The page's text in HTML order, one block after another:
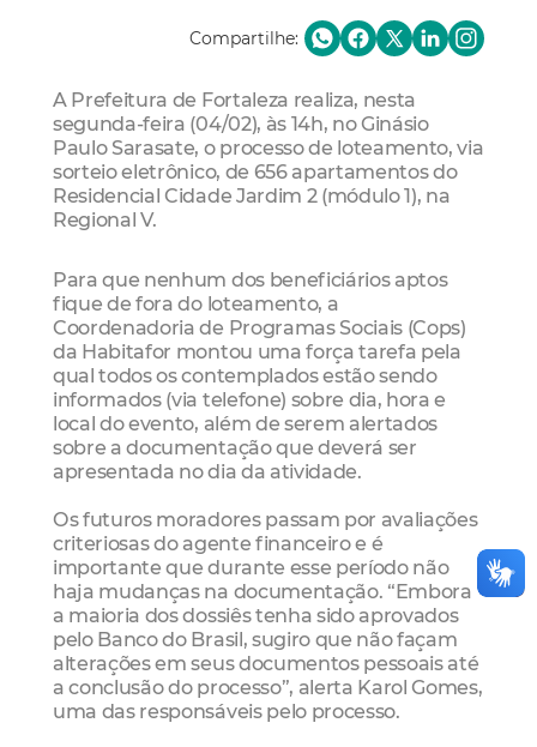
Compartilhe:
A Prefeitura de Fortaleza realiza, nesta
segunda-feira (04/02), às 14h, no Ginásio
Paulo Sarasate, o processo de loteamento, via
sorteio eletrônico, de 656 apartamentos do
Residencial Cidade Jardim 2 (módulo 1), na
Regional V.
Para que nenhum dos beneficiários aptos
fique de fora do loteamento, a
Coordenadoria de Programas Sociais (Cops)
da Habitafor montou uma força tarefa pela
qual todos os contemplados estão sendo
informados (via telefone) sobre dia, hora e
local do evento, além de serem alertados
sobre a documentação que deverá ser
apresentada no dia da atividade.
Os futuros moradores passam por avaliações
criteriosas do agente financeiro e é
importante que durante esse período não
haja mudanças na documentação. “Embora
a maioria dos dossiês tenha sido aprovados
pelo Banco do Brasil, sugiro que não façam
alterações em seus documentos pessoais até
a conclusão do processo”, alerta Karol Gomes,
uma das responsáveis pelo processo.